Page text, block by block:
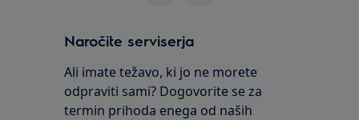
Naročite serviserja
Ali imate težavo, ki jo ne morete
odpraviti sami? Dogovorite se za
termin prihoda enega od naših